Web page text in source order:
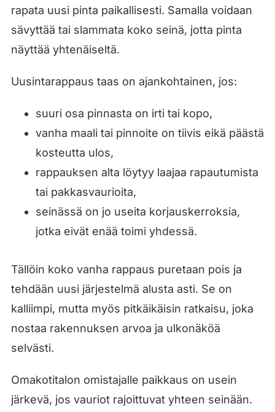
rapata uusi pinta paikallisesti. Samalla voidaan
sävyttää tai slammata koko seinä, jotta pinta
näyttää yhtenäiseltä.
Uusintarappaus taas on ajankohtainen, jos:
suuri osa pinnasta on irti tai kopo,
vanha maali tai pinnoite on tiivis eikä päästä
kosteutta ulos,
rappauksen alta löytyy laajaa rapautumista
tai pakkasvaurioita,
seinässä on jo useita korjauskerroksia,
jotka eivät enää toimi yhdessä.
Tällöin koko vanha rappaus puretaan pois ja
tehdään uusi järjestelmä alusta asti. Se on
kalliimpi, mutta myös pitkäikäisin ratkaisu, joka
nostaa rakennuksen arvoa ja ulkonäköä
selvästi.
Omakotitalon omistajalle paikkaus on usein
järkevä, jos vauriot rajoittuvat yhteen seinään.